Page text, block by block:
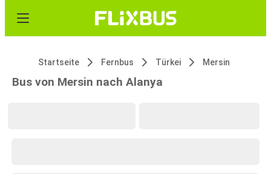
Startseite Fernbus Türkei Mersin
Bus von Mersin nach Alanya